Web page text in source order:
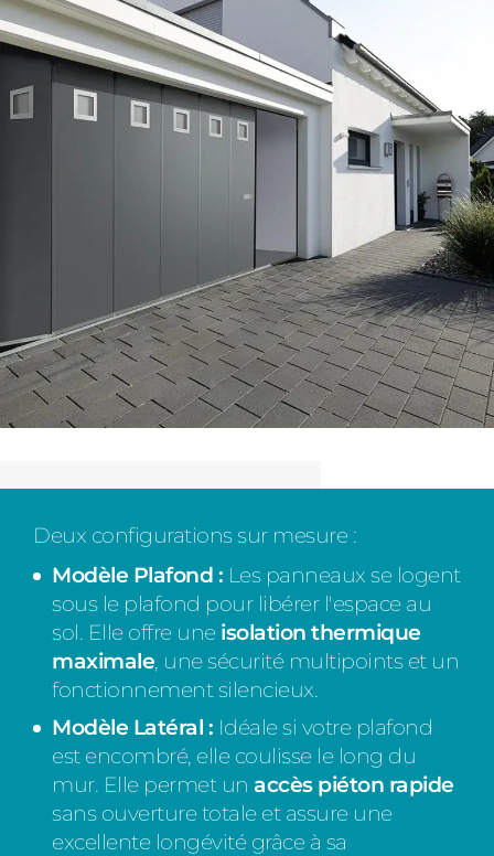
Deux configurations sur mesure :
Modèle Plafond : Les panneaux se logent
sous le plafond pour libérer l'espace au
sol. Elle offre une isolation thermique
maximale, une sécurité multipoints et un
fonctionnement silencieux.
Modèle Latéral : Idéale si votre plafond
est encombré, elle coulisse le long du
mur. Elle permet un accès piéton rapide
sans ouverture totale et assure une
excellente longévité grâce à sa